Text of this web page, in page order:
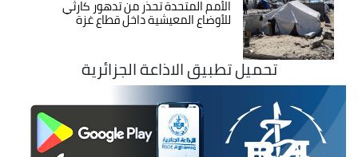
الأمم المتحدة تحذر من تدهور كارثي
للأوضاع المعيشية داخل قطاع غزة
تحميل تطبيق الاذاعة الجزائرية